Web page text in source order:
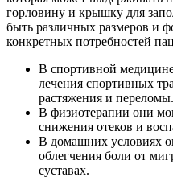
горловину и крышку для
быть различных размеров и
конкретных потребностей
В спортивной
лечения спортивных
растяжения и переломы.
В физиотерапии они
снижения отеков и
В домашних условиях
облегчения боли от
суставах.